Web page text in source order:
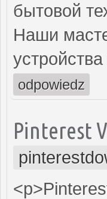
бытовой
Наши
odpowiedz
Pinterest